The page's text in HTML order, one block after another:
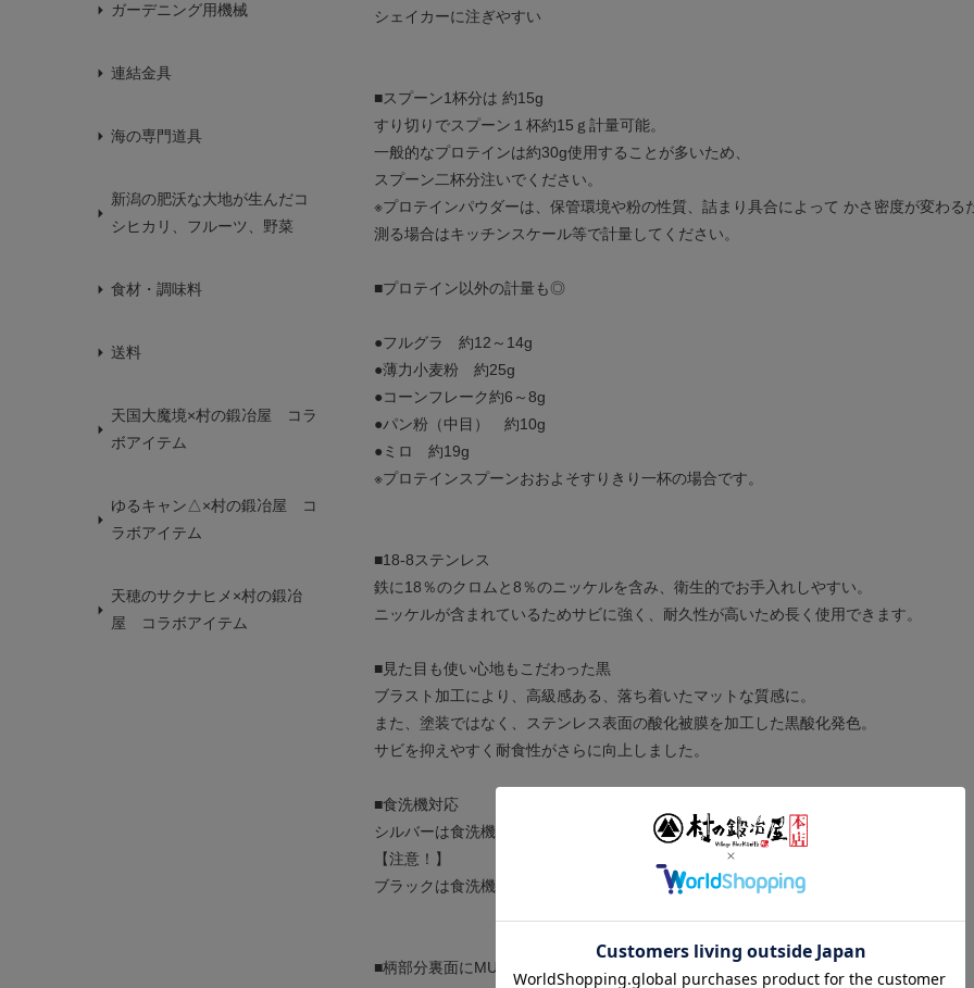
ガーデニング用機械
連結金具
海の専門道具
新潟の肥沃な大地が生んだコ
シヒカリ、フルーツ、野菜
食材・調味料
送料
天国大魔境×村の鍛冶屋 コラ
ボアイテム
ゆるキャン△×村の鍛冶屋 コ
ラボアイテム
天穂のサクナヒメ×村の鍛冶
屋 コラボアイテム
シェイカーに注ぎやすい
■スプーン1杯分は 約15g
すり切りでスプーン１杯約15ｇ計量可能。
一般的なプロテインは約30g使用することが多いため、
スプーン二杯分注いでください。
※プロテインパウダーは、保管環境や粉の性質、詰まり具合によって かさ密度が変わ
測る場合はキッチンスケール等で計量してください。
■プロテイン以外の計量も◎
●フルグラ 約12～14g
●薄力小麦粉 約25g
●コーンフレーク約6～8g
●パン粉（中目） 約10g
●ミロ 約19g
※プロテインスプーンおおよそすりきり一杯の場合です。
■18-8ステンレス
鉄に18％のクロムと8％のニッケルを含み、衛生的でお手入れしやすい。
ニッケルが含まれているためサビに強く、耐久性が高いため長く使用できます。
■見た目も使い心地もこだわった黒
ブラスト加工により、高級感ある、落ち着いたマットな質感に。
また、塗装ではなく、ステンレス表面の酸化被膜を加工した黒酸化発色。
サビを抑えやすく耐食性がさらに向上しました。
■食洗機対応
シルバーは食洗機対応。
【注意！】
ブラックは食洗機非対応です。
■柄部分裏面にMURANOKAJIYAのロゴ刻印入り